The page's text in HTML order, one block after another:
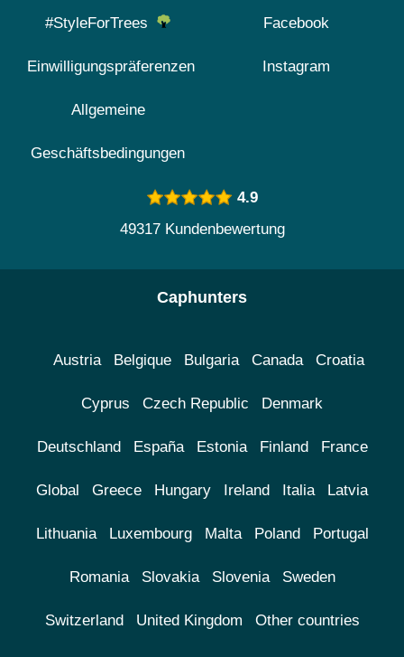
#StyleForTrees
Einwilligungspräferenzen
Allgemeine
Geschäftsbedingungen
Facebook
Instagram
4.9
49317 Kundenbewertung
Caphunters
Austria Belgique Bulgaria Canada Croatia
Cyprus Czech Republic Denmark
Deutschland España Estonia Finland France
Global Greece Hungary Ireland Italia Latvia
Lithuania Luxembourg Malta Poland Portugal
Romania Slovakia Slovenia Sweden
Switzerland United Kingdom Other countries